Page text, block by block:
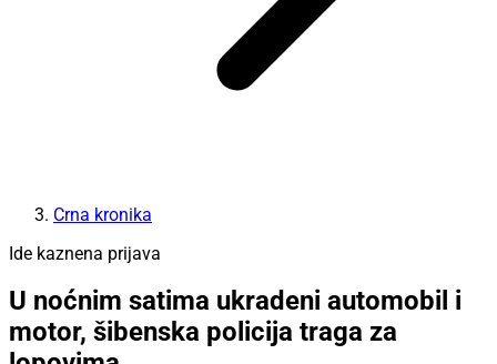
Crna kronika
Ide kaznena prijava
U noćnim satima ukradeni automobil i
motor, šibenska policija traga za